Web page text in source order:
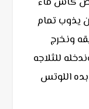
يذوب تمام
ونخرج
للثلاجه
بذبده اللوتس